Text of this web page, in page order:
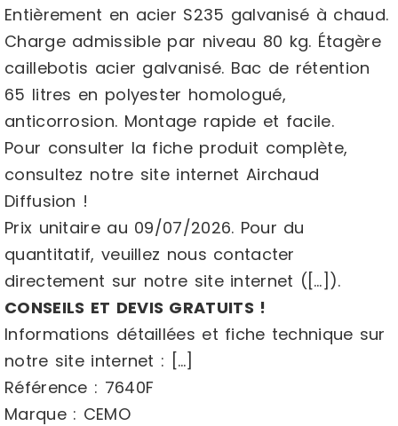
Entièrement en acier S235 galvanisé à chaud.
Charge admissible par niveau 80 kg. Étagère
caillebotis acier galvanisé. Bac de rétention
65 litres en polyester homologué,
anticorrosion. Montage rapide et facile.
Pour consulter la fiche produit complète,
consultez notre site internet Airchaud
Diffusion !
Prix unitaire au 09/07/2026. Pour du
quantitatif, veuillez nous contacter
directement sur notre site internet ([…]).
CONSEILS ET DEVIS GRATUITS !
Informations détaillées et fiche technique sur
notre site internet : […]
Référence : 7640F
Marque : CEMO